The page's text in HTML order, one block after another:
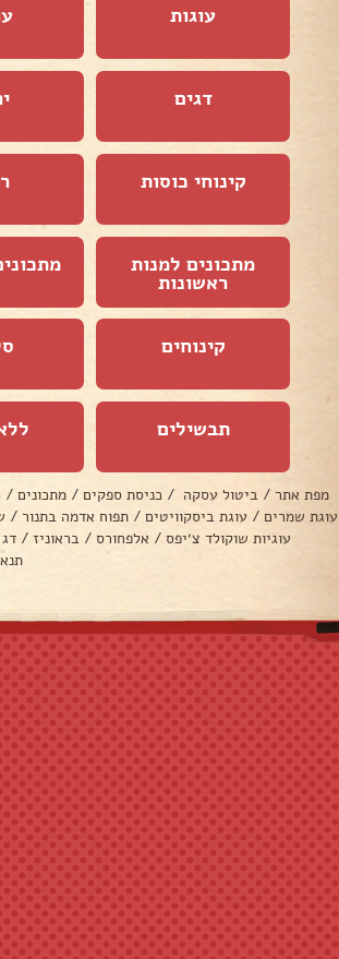
עוגות
דגים
קינוחי כוסות
מתכונים למנות
ראשונות
קינוחים
תבשילים
מפת אתר / ביטול עסקה / כניסת ספקים / מתכונים /
עוגת שמרים / עוגת ביסקוויטים / תפוח אדמה בתנור /
עוגיות שוקולד צ׳יפס / אלפחורס / בראוניז /